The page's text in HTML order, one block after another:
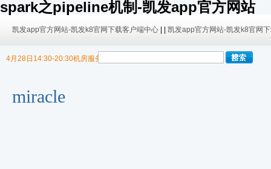
spark之pipeline机制-凯发app官方网站
凯发app官方网站-凯发k8官网下载客户端中心 凯发app官方网站-凯发k8官网
miracle
4月28日14:30-20:30机房服务器迁移，暂停博客使用
9/30日 14:00 -10/4日 08:00暂时无法发布内容！